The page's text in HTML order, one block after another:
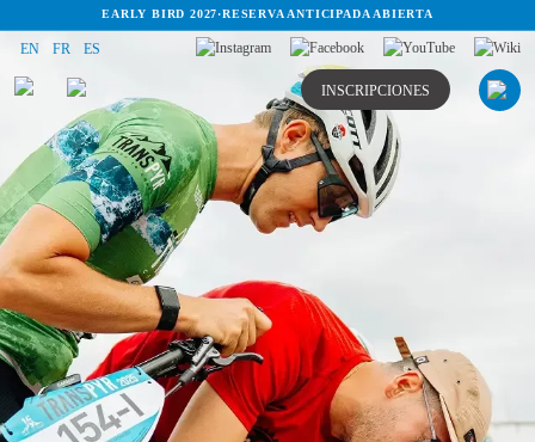
EARLY BIRD 2027·RESERVA ANTICIPADA ABIERTA
EN FR ES
INSCRIPCIONES